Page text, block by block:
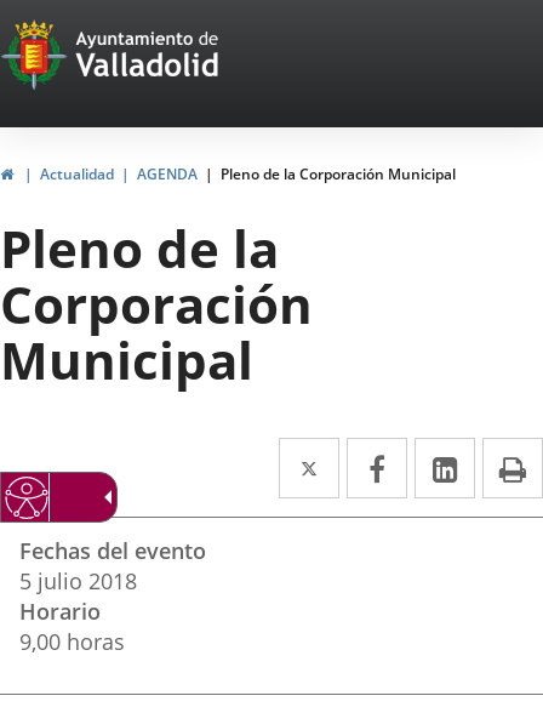
Portal
Web
del
Ayuntamiento
de
Valladolid
InicioActualidad AGENDA Pleno de la Corporación Municipal
Pleno de la
Corporación
Municipal
Twitter
Enlace
a
Facebook
Enlace
a
Enlace
a
Datos
del
evento
Fechas del evento
5 julio 2018
Horario
9,00 horas